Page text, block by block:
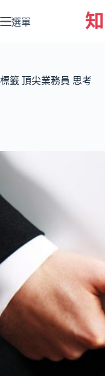
至
容
選單
標籤 頂尖業務員 思考